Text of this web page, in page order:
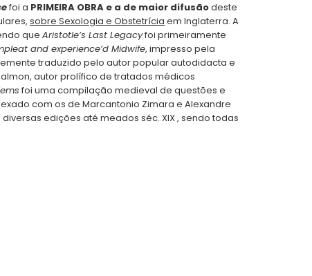
foi a PRIMEIRA OBRA e a de maior difusãodeste
sobre Sexologia e Obstetrícia em Inglaterra. A
queAristotle’s Last Legacyfoi primeiramente
and experience’d Midwife, impresso pela
traduzido pelo autor popular autodidacta e
autor prolífico de tratados médicos
foi uma compilação medieval de questões e
com os de Marcantonio Zimara e Alexandre
edições até meados séc. XIX , sendo todas